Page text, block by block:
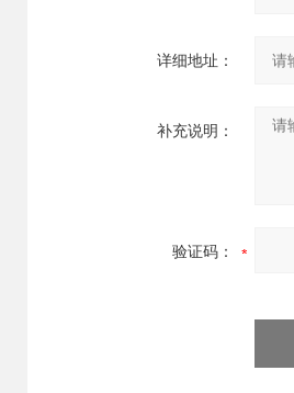
详细地址：
补充说明：
验证码：